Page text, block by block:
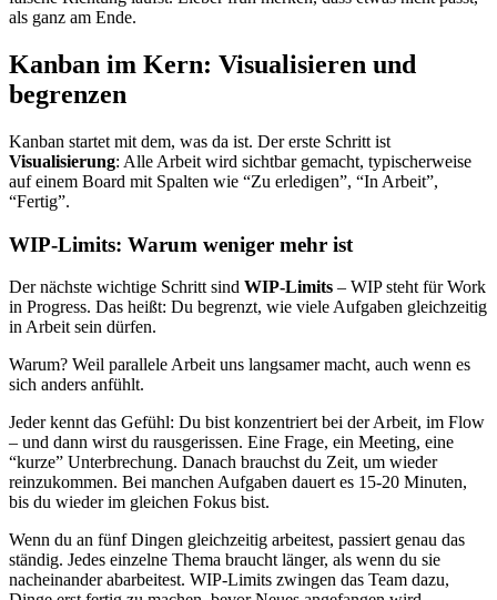
als ganz am Ende.
Kanban im Kern: Visualisieren und
begrenzen
Kanban startet mit dem, was da ist. Der erste Schritt ist
Visualisierung: Alle Arbeit wird sichtbar gemacht, typischerweise
auf einem Board mit Spalten wie “Zu erledigen”, “In Arbeit”,
“Fertig”.
WIP-Limits: Warum weniger mehr ist
Der nächste wichtige Schritt sind WIP-Limits – WIP steht für Work
in Progress. Das heißt: Du begrenzt, wie viele Aufgaben gleichzeitig
in Arbeit sein dürfen.
Warum? Weil parallele Arbeit uns langsamer macht, auch wenn es
sich anders anfühlt.
Jeder kennt das Gefühl: Du bist konzentriert bei der Arbeit, im Flow
– und dann wirst du rausgerissen. Eine Frage, ein Meeting, eine
“kurze” Unterbrechung. Danach brauchst du Zeit, um wieder
reinzukommen. Bei manchen Aufgaben dauert es 15-20 Minuten,
bis du wieder im gleichen Fokus bist.
Wenn du an fünf Dingen gleichzeitig arbeitest, passiert genau das
ständig. Jedes einzelne Thema braucht länger, als wenn du sie
nacheinander abarbeitest. WIP-Limits zwingen das Team dazu,